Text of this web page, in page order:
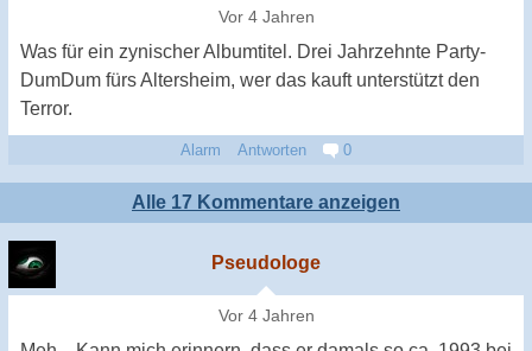
Vor 4 Jahren
Was für ein zynischer Albumtitel. Drei Jahrzehnte Party-
DumDum fürs Altersheim, wer das kauft unterstützt den
Terror.
Alarm Antworten 0
Alle 17 Kommentare anzeigen
Pseudologe
Vor 4 Jahren